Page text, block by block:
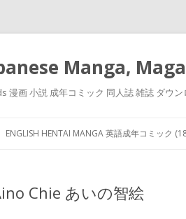
Manga,
画 小説 成年コミック 同人誌 雑誌 ダウン
ENGLISH HENTAI MANGA 英語成年コミック
Chie あいの智絵